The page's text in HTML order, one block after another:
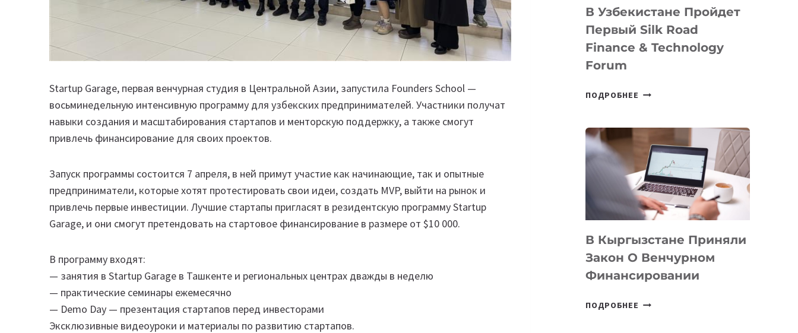
Startup Garage, первая венчурная студия в Центральной Азии, запустила Founders School —
восьминедельную интенсивную программу для узбекских предпринимателей. Участники получат
навыки создания и масштабирования стартапов и менторскую поддержку, а также смогут
привлечь финансирование для своих проектов.
Запуск программы состоится 7 апреля, в ней примут участие как начинающие, так и опытные
предприниматели, которые хотят протестировать свои идеи, создать MVP, выйти на рынок и
привлечь первые инвестиции. Лучшие стартапы пригласят в резидентскую программу Startup
Garage, и они смогут претендовать на стартовое финансирование в размере от $10 000.
В программу входят:
— занятия в Startup Garage в Ташкенте и региональных центрах дважды в неделю
— практические семинары ежемесячно
— Demo Day — презентация стартапов перед инвесторами
Эксклюзивные видеоуроки и материалы по развитию стартапов.
В Узбекистане Пройдет
Первый Silk Road
Finance & Technology
Forum
ПОДРОБНЕЕ
SILK
ROAD
FINANCE
&
TECHNOLOGY
В Кыргызстане Приняли
Закон О Венчурном
Финансировании
ПОДРОБНЕЕ